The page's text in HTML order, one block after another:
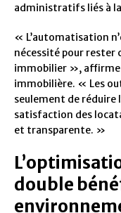
administratifs liés à
« L’automatisation
nécessité pour
immobilier », affirme
immobilière. « Les
seulement de réduire
satisfaction des
et transparente. »
double